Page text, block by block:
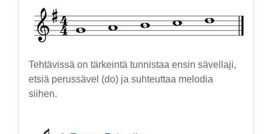
Tehtävissä on tärkeintä tunnistaa ensin sävellaji,
etsiä perussävel (do) ja suhteuttaa melodia
siihen.